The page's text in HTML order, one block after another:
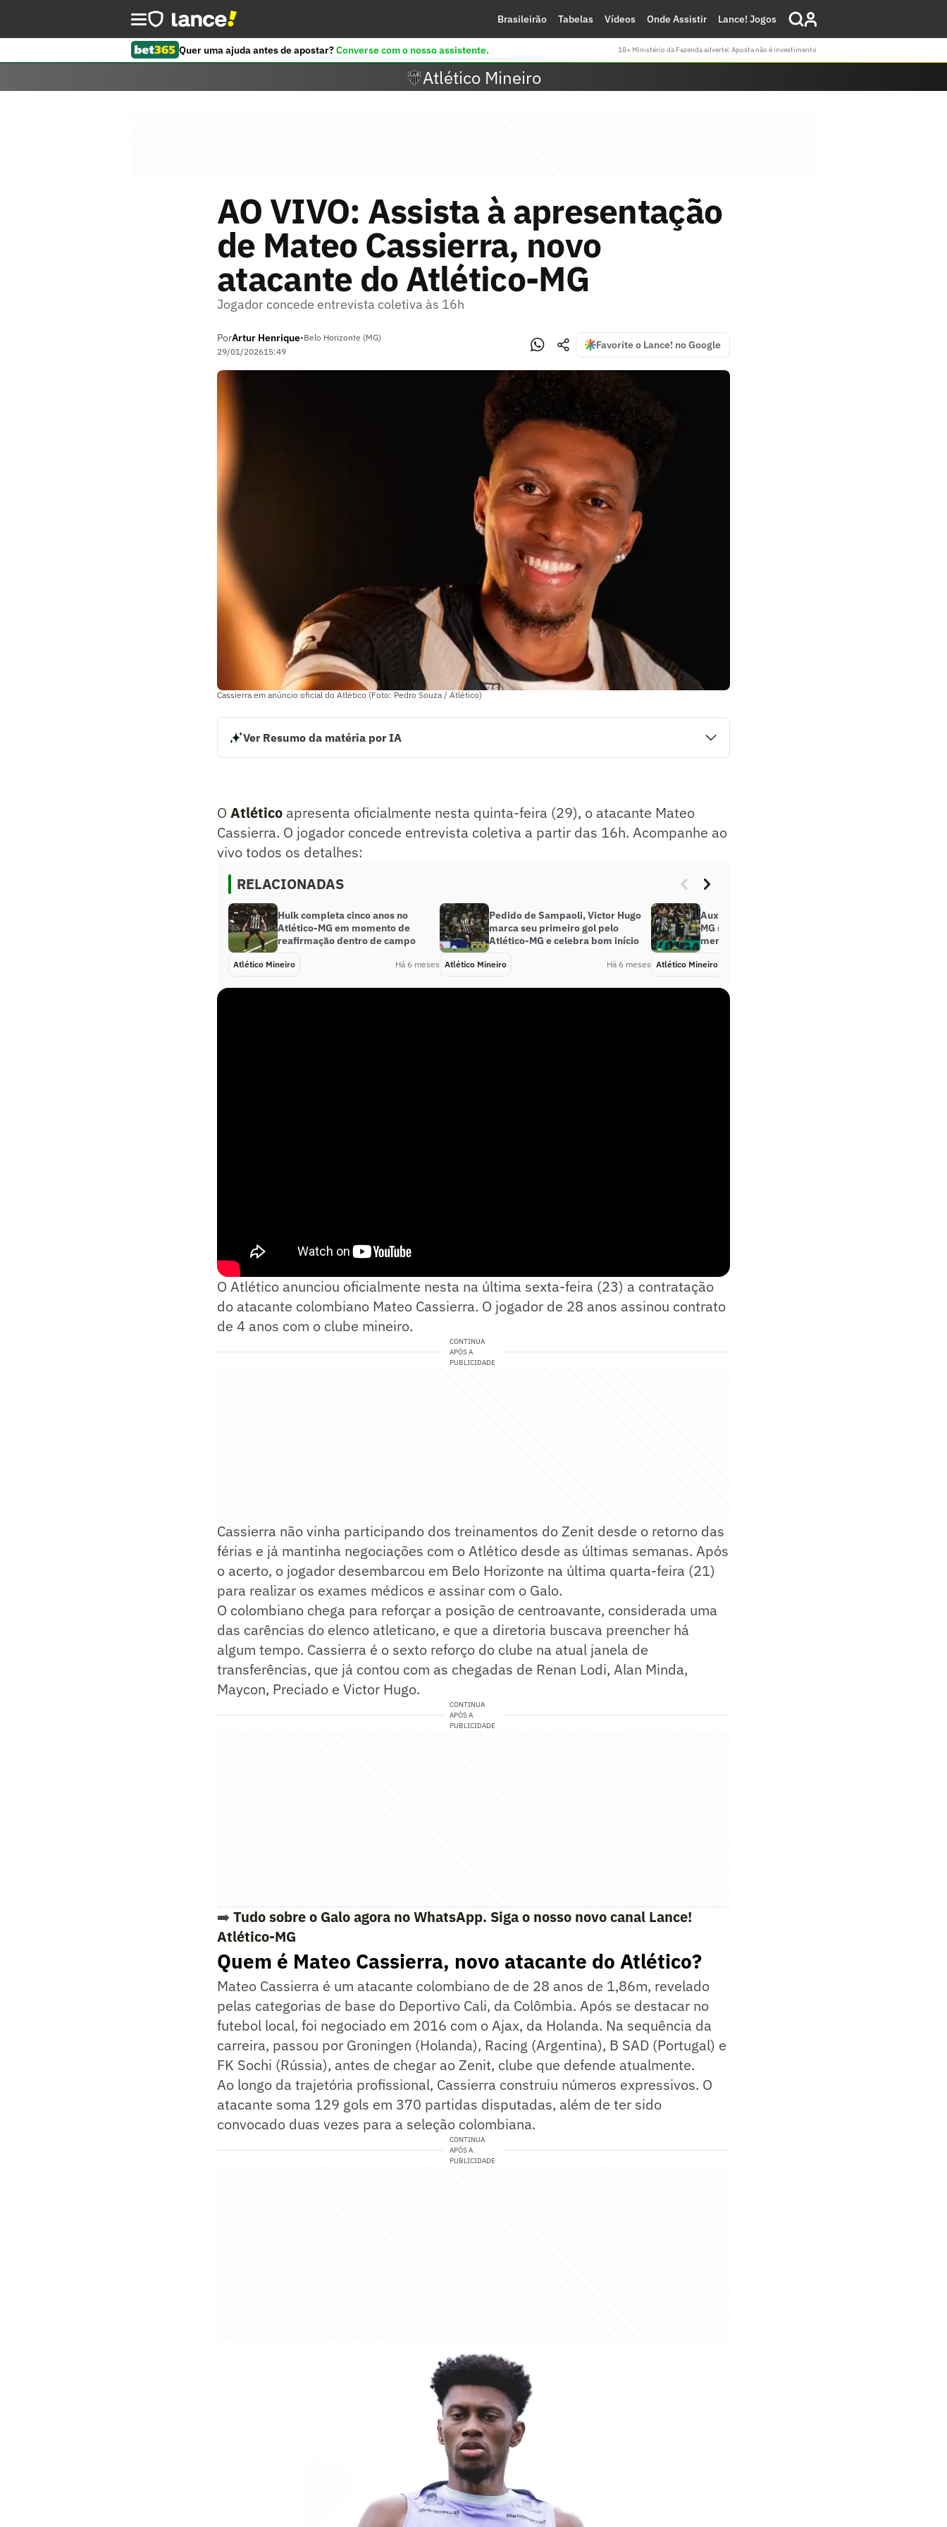
Brasileirão Tabelas Vídeos Onde Assistir Lance! Jogos
Quer uma ajuda antes de apostar?Converse com o nosso assistente. 18+ Ministério da Fazenda adverte: Aposta não é investimento
Atlético Mineiro
AO VIVO: Assista à apresentação
de Mateo Cassierra, novo
atacante do Atlético-MG
Jogador concede entrevista coletiva às 16h
PorArtur Henrique•Belo Horizonte (MG)
29/01/202615:49
Favorite o Lance! no Google
Cassierra em anúncio oficial do Atlético (Foto: Pedro Souza / Atlético)
Ver Resumo da matéria por IA
O Atlético apresenta oficialmente nesta quinta-feira (29), o atacante Mateo
Cassierra. O jogador concede entrevista coletiva a partir das 16h. Acompanhe ao
vivo todos os detalhes:
RELACIONADAS
Hulk completa cinco anos no
Atlético-MG em momento de
reafirmação dentro de campo
Atlético Mineiro Há 6 meses
Pedido de Sampaoli, Victor Hugo
marca seu primeiro gol pelo
Atlético-MG e celebra bom início
Atlético Mineiro Há 6 meses
Auxiliar de Sampaoli vê Atlético-
MG superior e diz que equipe
merecia ‘algo melhor’
Atlético Mineiro
O Atlético anunciou oficialmente nesta na última sexta-feira (23) a contratação
do atacante colombiano Mateo Cassierra. O jogador de 28 anos assinou contrato
de 4 anos com o clube mineiro.
CONTINUA
APÓS A
PUBLICIDADE
Cassierra não vinha participando dos treinamentos do Zenit desde o retorno das
férias e já mantinha negociações com o Atlético desde as últimas semanas. Após
o acerto, o jogador desembarcou em Belo Horizonte na última quarta-feira (21)
para realizar os exames médicos e assinar com o Galo.
O colombiano chega para reforçar a posição de centroavante, considerada uma
das carências do elenco atleticano, e que a diretoria buscava preencher há
algum tempo. Cassierra é o sexto reforço do clube na atual janela de
transferências, que já contou com as chegadas de Renan Lodi, Alan Minda,
Maycon, Preciado e Victor Hugo.
CONTINUA
APÓS A
PUBLICIDADE
➡️ Tudo sobre o Galo agora no WhatsApp. Siga o nosso novo canal Lance!
Atlético-MG
Quem é Mateo Cassierra, novo atacante do Atlético?
Mateo Cassierra é um atacante colombiano de de 28 anos de 1,86m, revelado
pelas categorias de base do Deportivo Cali, da Colômbia. Após se destacar no
futebol local, foi negociado em 2016 com o Ajax, da Holanda. Na sequência da
carreira, passou por Groningen (Holanda), Racing (Argentina), B SAD (Portugal) e
FK Sochi (Rússia), antes de chegar ao Zenit, clube que defende atualmente.
Ao longo da trajetória profissional, Cassierra construiu números expressivos. O
atacante soma 129 gols em 370 partidas disputadas, além de ter sido
convocado duas vezes para a seleção colombiana.
CONTINUA
APÓS A
PUBLICIDADE